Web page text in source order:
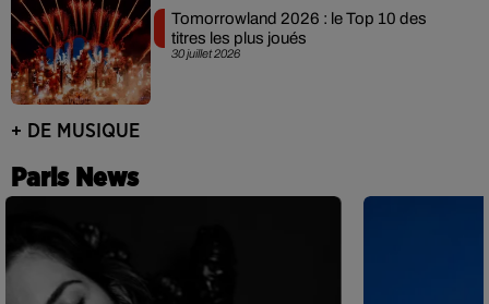
30 juillet 2026
Tomorrowland 2026 : le Top 10 des
titres les plus joués
+ DE MUSIQUE
Paris News